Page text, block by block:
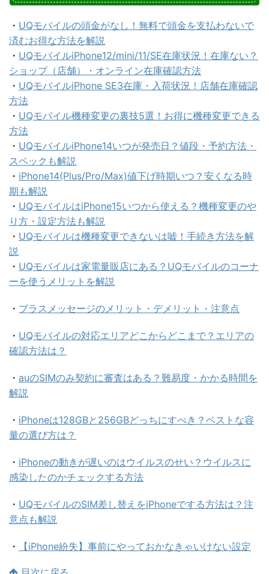
・ UQモバイルの頭金がなし！無料で頭金を支払わないで
済むお得な方法を解説
・ UQモバイルiPhone12/mini/11/SE在庫状況！在庫ない？
ショップ（店舗）・オンライン在庫確認方法
・ UQモバイルiPhone SE3在庫・入荷状況！店舗在庫確認
方法
・ UQモバイル機種変更の裏技5選！お得に機種変更できる
方法
・ UQモバイルiPhone14いつが発売日？値段・予約方法・
スペックも解説
・ iPhone14(Plus/Pro/Max)値下げ時期いつ？安くなる時
期も解説
・ UQモバイルはiPhone15いつから使える？機種変更のや
り方・設定方法も解説
・ UQモバイルは機種変更できないは嘘！手続き方法を解
説
・ UQモバイルは家電量販店にある？UQモバイルのコーナ
ーを使うメリットを解説
・ プラスメッセージのメリット・デメリット・注意点
・ UQモバイルの対応エリアどこからどこまで？エリアの
確認方法は？
・ auのSIMのみ契約に審査はある？難易度・かかる時間を
解説
・ iPhoneは128GBと256GBどっちにすべき？ベストな容
量の選び方は？
・ iPhoneの動きが遅いのはウイルスのせい？ウイルスに
感染したのかチェックする方法
・ UQモバイルのSIM差し替えをiPhoneでする方法は？注
意点も解説
・ 【iPhone紛失】事前にやっておかなきゃいけない設定